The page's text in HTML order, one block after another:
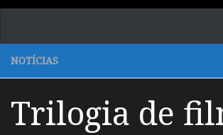
NOTÍCIAS
Trilogia de